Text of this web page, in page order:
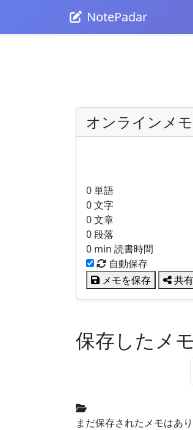
NotePadar
オンラインメ
0単語
0文字
0文章
0段落
0 min 読書時間
自動保存
メモを保存
共有
保存したメモ
まだ保存されたメモはあ